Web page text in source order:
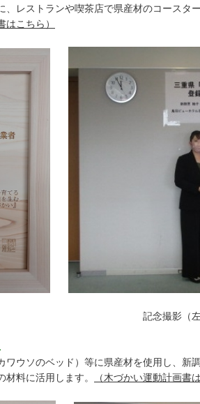
、レストランや喫茶店で県産材のコースタ
はこちら）
影（左から迫間氏、
ウソのベッド）等に県産材を使用し、新
料に活用します。
（木づかい運動計画書